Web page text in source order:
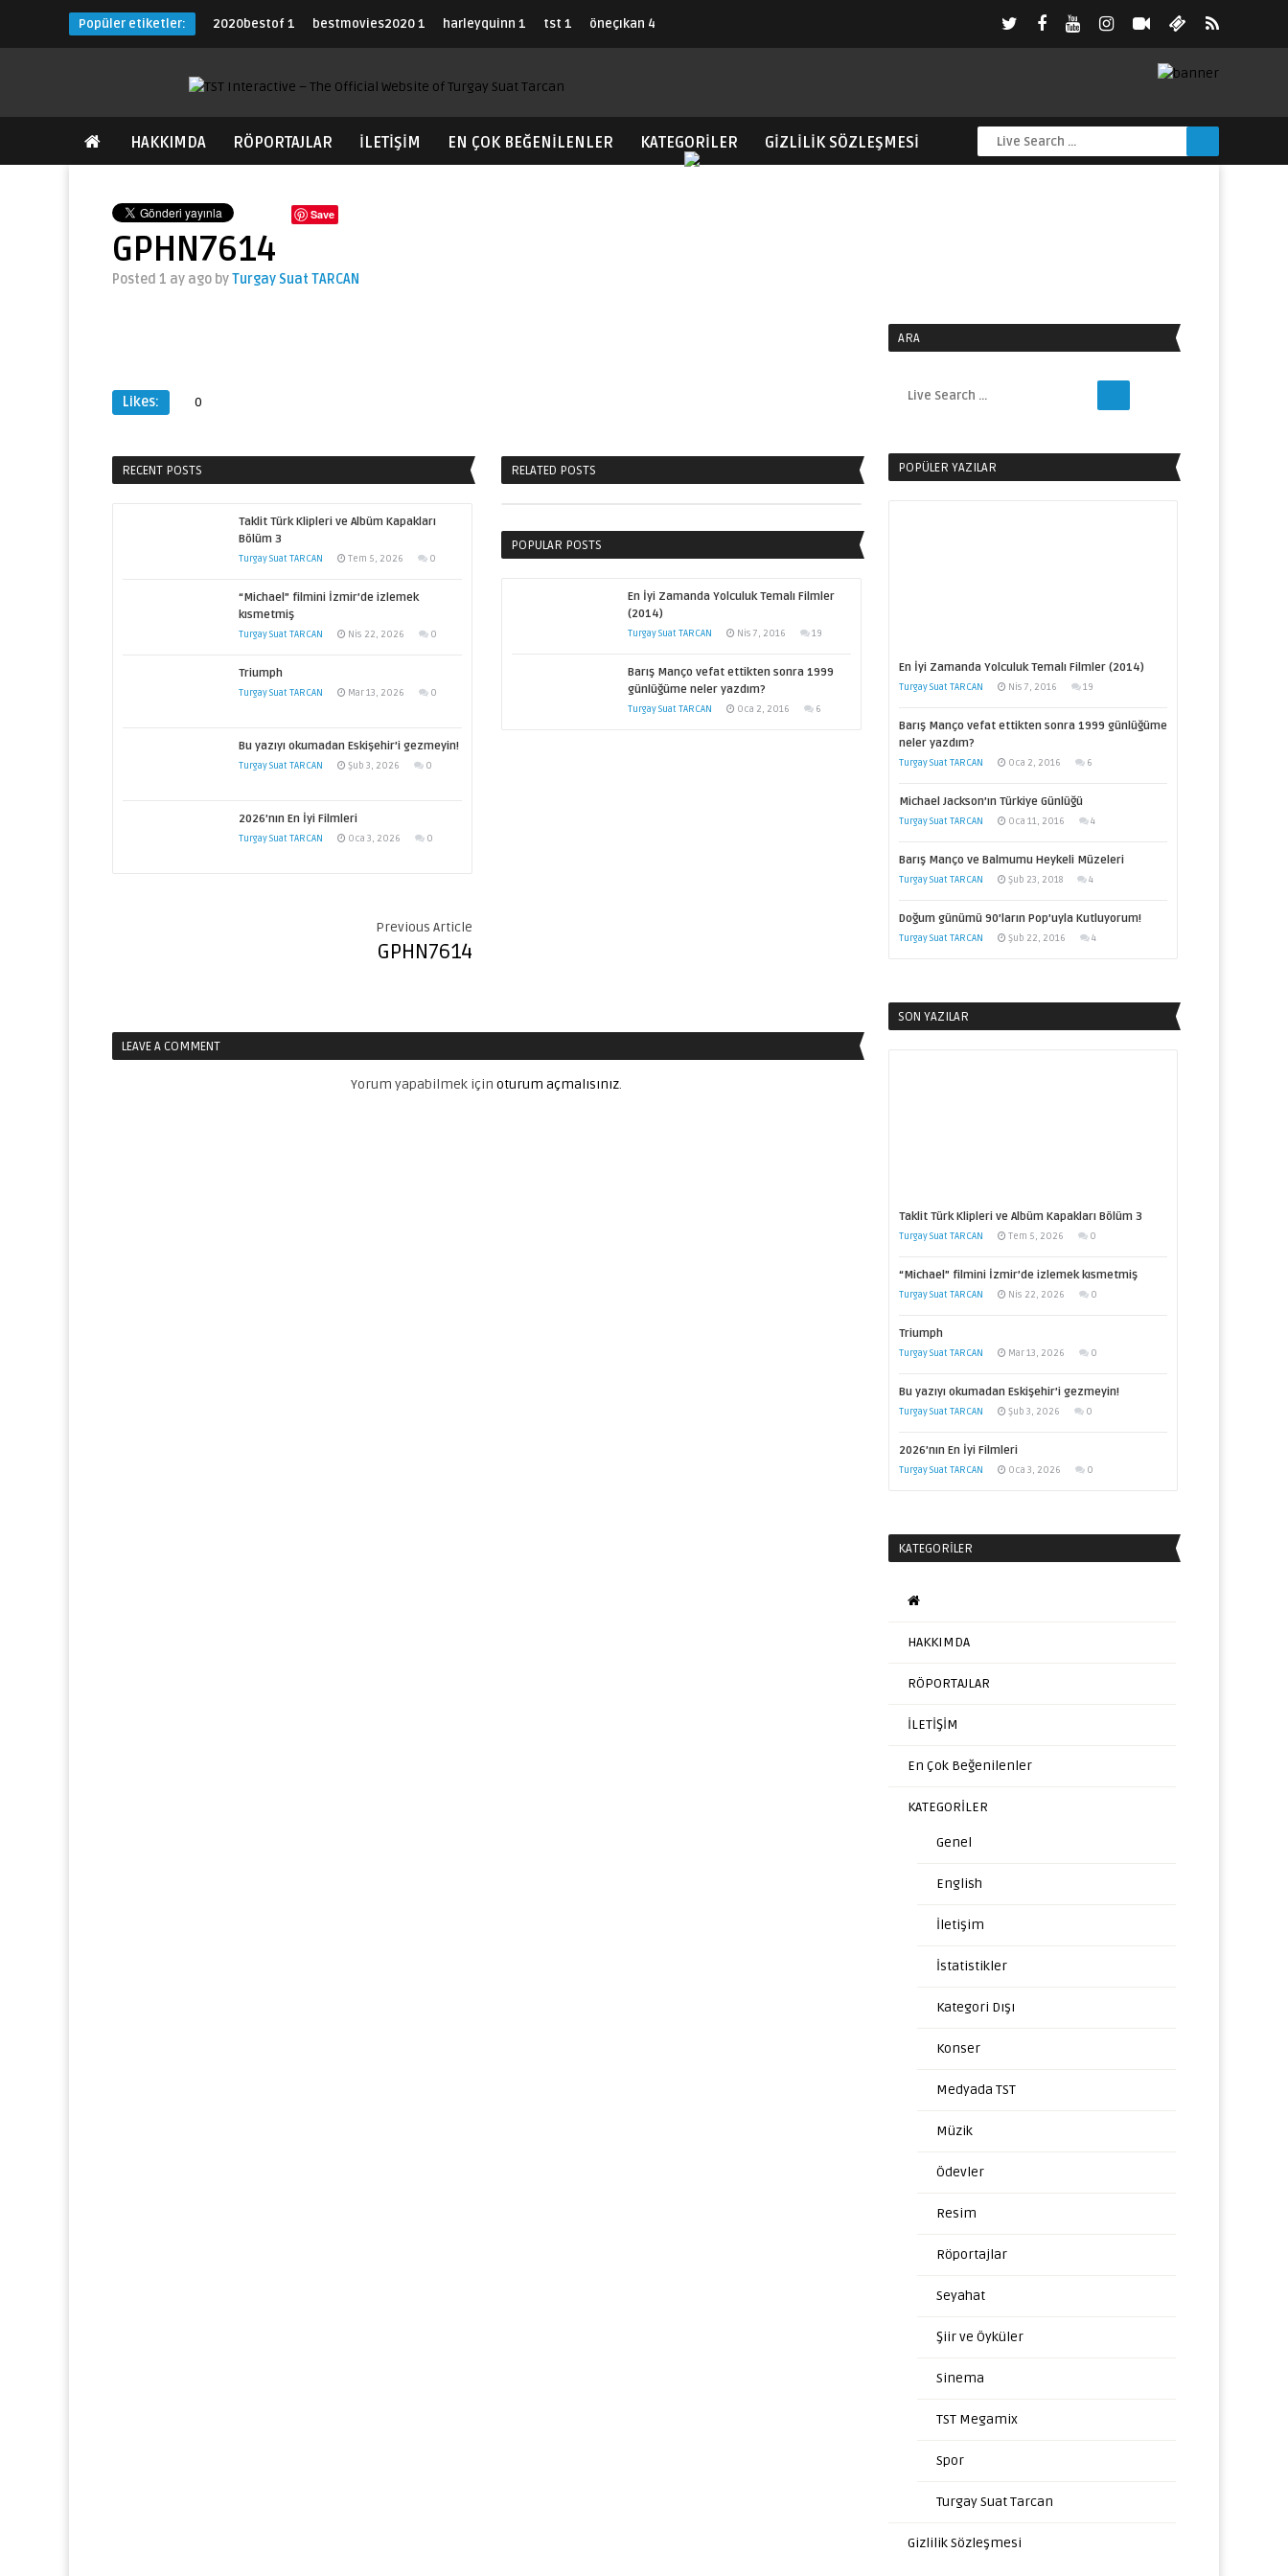
Popüler etiketler: 2020bestof1 bestmovies20201 harleyquinn 1 tst 1 öneçıkan 4
HAKKIMDA RÖPORTAJLAR İLETİŞİM EN ÇOK BEĞENILENLER KATEGORİLER GIZLILIK SÖZLEŞMESI
Save
GPHN7614
Posted 1 ay ago byTurgay Suat TARCAN
Likes: 0
RECENT POSTS
Taklit Türk Klipleri ve Albüm Kapakları
Bölüm 3
Turgay Suat TARCAN Tem 5, 2026 0
“Michael” filmini İzmir’de izlemek
kısmetmiş
Turgay Suat TARCAN Nis 22, 2026 0
Triumph
Turgay Suat TARCAN Mar 13, 2026 0
Bu yazıyı okumadan Eskişehir’i gezmeyin!
Turgay Suat TARCAN Şub 3, 2026 0
2026’nın En İyi Filmleri
Turgay Suat TARCAN Oca 3, 2026 0
RELATED POSTS
POPULAR POSTS
En İyi Zamanda Yolculuk Temalı Filmler
(2014)
Turgay Suat TARCAN Nis 7, 2016 19
Barış Manço vefat ettikten sonra 1999
günlüğüme neler yazdım?
Turgay Suat TARCAN Oca 2, 2016 6
Previous Article
GPHN7614
LEAVE A COMMENT
Yorum yapabilmek için oturum açmalısınız.
ARA
POPÜLER YAZILAR
En İyi Zamanda Yolculuk Temalı Filmler (2014)
Turgay Suat TARCAN Nis 7, 2016 19
Barış Manço vefat ettikten sonra 1999 günlüğüme
neler yazdım?
Turgay Suat TARCAN Oca 2, 2016 6
Michael Jackson’ın Türkiye Günlüğü
Turgay Suat TARCAN Oca 11, 2016 4
Barış Manço ve Balmumu Heykeli Müzeleri
Turgay Suat TARCAN Şub 23, 2018 4
Doğum günümü 90’ların Pop’uyla Kutluyorum!
Turgay Suat TARCAN Şub 22, 2016 4
SON YAZILAR
Taklit Türk Klipleri ve Albüm Kapakları Bölüm 3
Turgay Suat TARCAN Tem 5, 2026 0
“Michael” filmini İzmir’de izlemek kısmetmiş
Turgay Suat TARCAN Nis 22, 2026 0
Triumph
Turgay Suat TARCAN Mar 13, 2026 0
Bu yazıyı okumadan Eskişehir’i gezmeyin!
Turgay Suat TARCAN Şub 3, 2026 0
2026’nın En İyi Filmleri
Turgay Suat TARCAN Oca 3, 2026 0
KATEGORILER
HAKKIMDA
RÖPORTAJLAR
İLETİŞİM
En Çok Beğenilenler
KATEGORİLER
Genel
English
İletişim
İstatistikler
Kategori Dışı
Konser
Medyada TST
Müzik
Ödevler
Resim
Röportajlar
Seyahat
Şiir ve Öyküler
Sinema
TST Megamix
Spor
Turgay Suat Tarcan
Gizlilik Sözleşmesi